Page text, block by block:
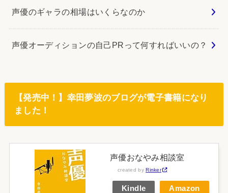
声優のギャラの相場はいくらなのか
声優オーディションの自己PRって何すればいいの？
【発売中！】幸田夢波のブログが電子書籍になり
ました！
声優おなやみ相談室
created byRinker
Kindle Amazon